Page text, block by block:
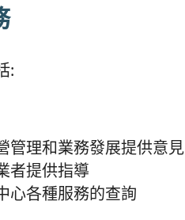
:
管理和業務發展提供意見
者提供指導
心各種服務的查詢